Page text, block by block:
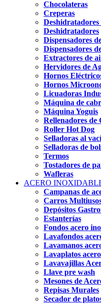
Chocolateras
Creperas
Deshidratadores
Deshidratadores
Dispensadores
Dispensadores
Extractores de
Hervidores de
Hornos
Hornos
Licuadoras
Máquina de
Máquina Yoguis
Rellenadores
Roller Hot Dog
Selladoras al
Selladoras de
Termos
Tostadores de
Wafleras
ACERO
Campanas de
Carros
Depósitos
Estanterías
Fondos acero
Lavafondos
Lavamanos
Lavaplatos
Lavavajillas
Llave pre wash
Mesones de
Repisas Murales
Secador de